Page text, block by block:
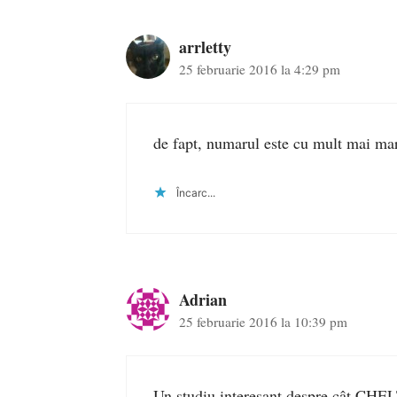
arrletty
25 februarie 2016 la 4:29 pm
de fapt, numarul este cu mult mai
Încarc...
Adrian
25 februarie 2016 la 10:39 pm